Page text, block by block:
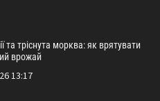
та тріснута морква: як врятувати
врожай
13:17